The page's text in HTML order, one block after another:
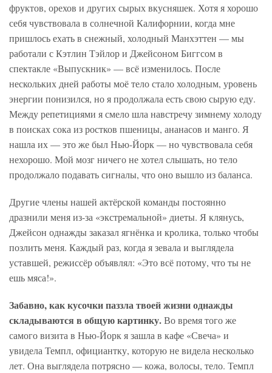
фруктов, орехов и других сырых вкусняшек. Хотя я хорошо
себя чувствовала в солнечной Калифорнии, когда мне
пришлось ехать в снежный, холодный Манхэттен — мы
работали с Кэтлин Тэйлор и Джейсоном Биггсом в
спектакле «Выпускник» — всё изменилось. После
нескольких дней работы моё тело стало холодным, уровень
энергии понизился, но я продолжала есть свою сырую еду.
Между репетициями я смело шла навстречу зимнему холоду
в поисках сока из ростков пшеницы, ананасов и манго. Я
нашла их — это же был Нью-Йорк — но чувствовала себя
нехорошо. Мой мозг ничего не хотел слышать, но тело
продолжало подавать сигналы, что оно вышло из баланса.
Другие члены нашей актёрской команды постоянно
дразнили меня из-за «экстремальной» диеты. Я клянусь,
Джейсон однажды заказал ягнёнка и кролика, только чтобы
позлить меня. Каждый раз, когда я зевала и выглядела
уставшей, режиссёр объявлял: «Это всё потому, что ты не
ешь мяса!».
Забавно, как кусочки паззла твоей жизни однажды
складываются в общую картинку.Во время того же
самого визита в Нью-Йорк я зашла в кафе «Свеча» и
увидела Темпл, официантку, которую не видела несколько
лет. Она выглядела потрясно — кожа, волосы, тело. Темпл